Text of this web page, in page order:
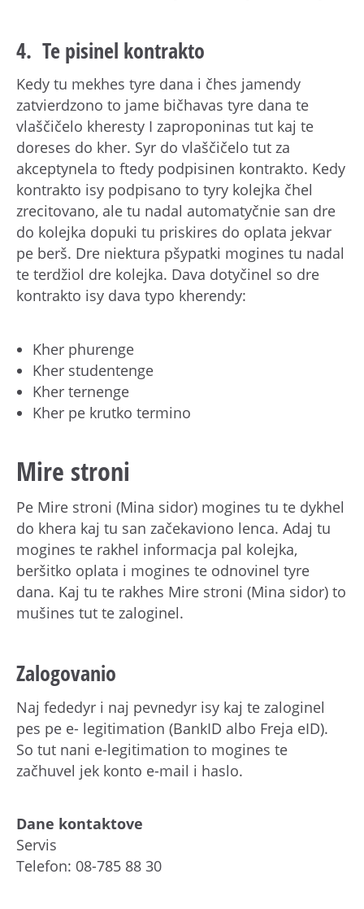
4. Te pisinel kontrakto
Kedy tu mekhes tyre dana i čhes jamendy
zatvierdzono to jame bičhavas tyre dana te
vlaščičelo kheresty I zaproponinas tut kaj te
doreses do kher. Syr do vlaščičelo tut za
akceptynela to ftedy podpisinen kontrakto. Kedy
kontrakto isy podpisano to tyry kolejka čhel
zrecitovano, ale tu nadal automatyčnie san dre
do kolejka dopuki tu priskires do oplata jekvar
pe berš. Dre niektura pšypatki mogines tu nadal
te terdžiol dre kolejka. Dava dotyčinel so dre
kontrakto isy dava typo kherendy:
Kher phurenge
Kher studentenge
Kher ternenge
Kher pe krutko termino
Mire stroni
Pe Mire stroni (Mina sidor) mogines tu te dykhel
do khera kaj tu san začekaviono lenca. Adaj tu
mogines te rakhel informacja pal kolejka,
beršitko oplata i mogines te odnovinel tyre
dana. Kaj tu te rakhes Mire stroni (Mina sidor) to
mušines tut te zaloginel.
Zalogovanio
Naj fededyr i naj pevnedyr isy kaj te zaloginel
pes pe e- legitimation (BankID albo Freja eID).
So tut nani e-legitimation to mogines te
začhuvel jek konto e-mail i haslo.
Dane kontaktove
Servis
Telefon: 08-785 88 30